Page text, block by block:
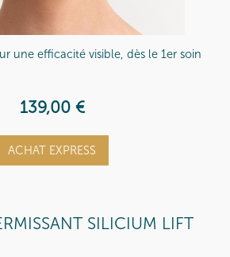
une efficacité visible, dès le 1er soin
139,00 €
ACHAT EXPRESS
SILICIUM LIFT